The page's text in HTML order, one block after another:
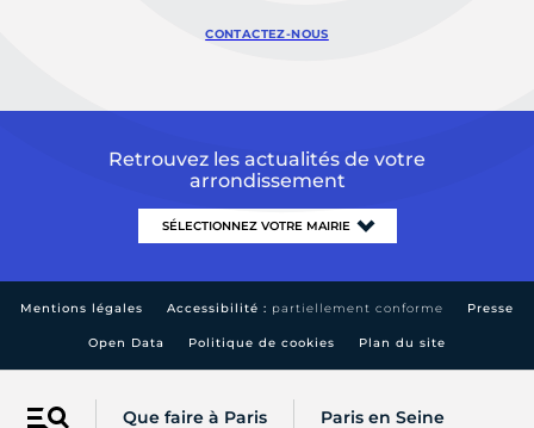
Que faire à Paris Paris en Seine
CONTACTEZ-NOUS
Retrouvez les actualités de votre
arrondissement
Mentions légales Accessibilité : partiellement conforme Presse
Open Data Politique de cookies Plan du site